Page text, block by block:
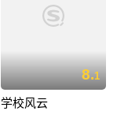
8.1
学校风云